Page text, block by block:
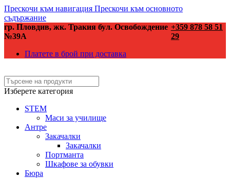
Прескочи към навигация Прескочи към основното
съдържание
гр. Пловдив, жк. Тракия бул. Освобождение
№39А
+359 878 58 51
29
Платете в брой при доставка
Изберете категория
STEM
Маси за училище
Антре
Закачалки
Закачалки
Портманта
Шкафове за обувки
Бюра